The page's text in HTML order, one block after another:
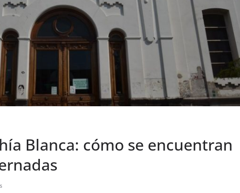
Blanca: cómo se encuentran